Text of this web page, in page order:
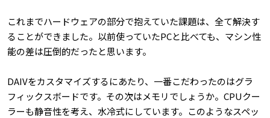
これまでハードウェアの部分で抱えていた課題は、全て解決す
ることができました。以前使っていたPCと比べても、マシン性
能の差は圧倒的だったと思います。
DAIVをカスタマイズするにあたり、一番こだわったのはグラ
フィックスボードです。その次はメモリでしょうか。CPUクー
ラーも静音性を考え、水冷式にしています。このようなスペッ